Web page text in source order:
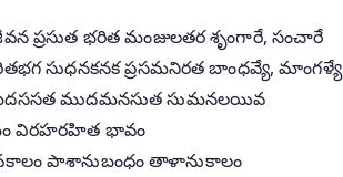
ప్రసుత భరిత మంజులతర శృంగారే, సంచారే
సుధనకనక ప్రసమనిరత బాంధవ్యే, మాంగళ్యే
ముదమనసుత సుమనలయివ
విరహరహిత భావం
పాశానుబంధం తాళానుకాలం